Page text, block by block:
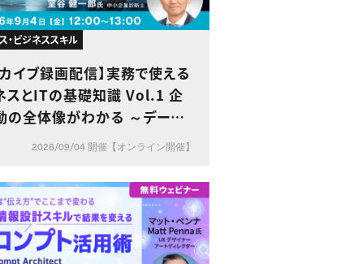
・ビジネススキル
カイブ録画配信】実務で使える
スとITの基礎知識 Vol.1 企
の全体像がわかる ～データ・
DXで理解する企業のしくみ～
2026/09/04 開催【オンライン開催】